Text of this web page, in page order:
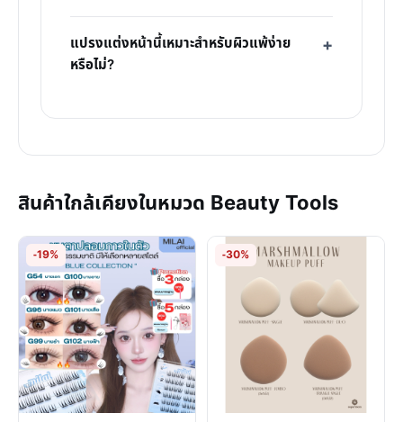
แปรงแต่งหน้านี้เหมาะสำหรับผิวแพ้ง่าย
หรือไม่?
สินค้าใกล้เคียงในหมวด Beauty Tools
-19% -30%